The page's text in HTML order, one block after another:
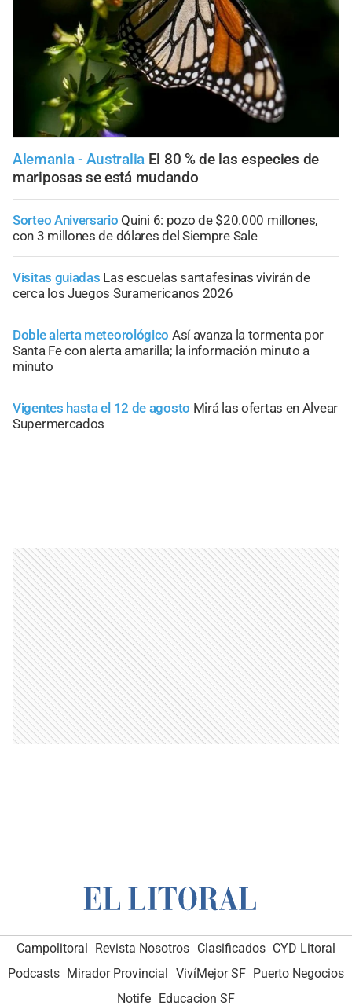
Alemania - Australia El 80 % de las especies de
mariposas se está mudando
Sorteo Aniversario Quini 6: pozo de $20.000 millones,
con 3 millones de dólares del Siempre Sale
Visitas guiadas Las escuelas santafesinas vivirán de
cerca los Juegos Suramericanos 2026
Doble alerta meteorológico Así avanza la tormenta por
Santa Fe con alerta amarilla; la información minuto a
minuto
Vigentes hasta el 12 de agosto Mirá las ofertas en Alvear
Supermercados
Campolitoral Revista Nosotros Clasificados CYD Litoral
Podcasts Mirador Provincial VivíMejor SF Puerto Negocios
Notife Educacion SF